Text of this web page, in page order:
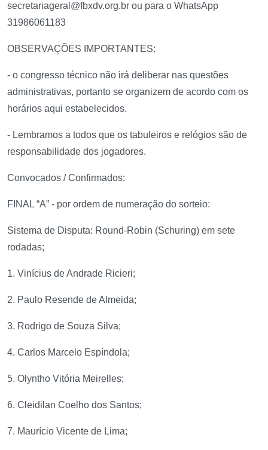
secretariageral@fbxdv.org.br ou para o WhatsApp
31986061183
OBSERVAÇÕES IMPORTANTES:
- o congresso técnico não irá deliberar nas questões
administrativas, portanto se organizem de acordo com os
horários aqui estabelecidos.
- Lembramos a todos que os tabuleiros e relógios são de
responsabilidade dos jogadores.
Convocados / Confirmados:
FINAL “A” - por ordem de numeração do sorteio:
Sistema de Disputa: Round-Robin (Schuring) em sete
rodadas;
1. Vinícius de Andrade Ricieri;
2. Paulo Resende de Almeida;
3. Rodrigo de Souza Silva;
4. Carlos Marcelo Espíndola;
5. Olyntho Vitória Meirelles;
6. Cleidilan Coelho dos Santos;
7. Maurício Vicente de Lima;